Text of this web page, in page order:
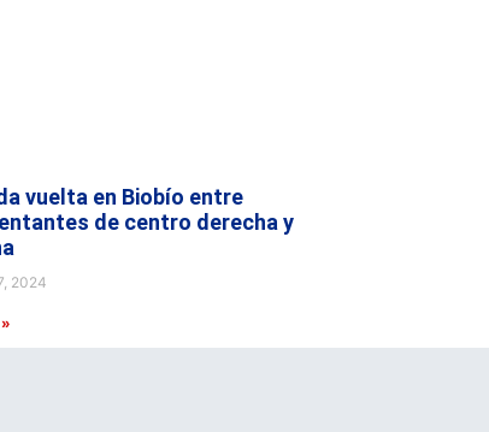
vuelta en Biobío entre
de centro derecha y
2024